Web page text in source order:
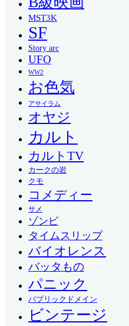
MST3K
SF
Story arc
UFO
WW2
お色気
アサイラム
オヤジ
カルト
カルトTV
カークの岩
クモ
コメディー
サメ
ゾンビ
タイムスリップ
バイオレンス
バッタもの
パニック
パブリックドメイン
ビンテージ